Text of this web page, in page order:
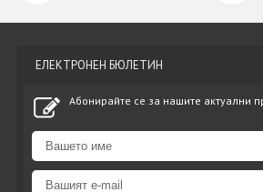
ЕЛЕКТРОНЕН БЮЛЕТИН
Абонирайте се за нашите актуални